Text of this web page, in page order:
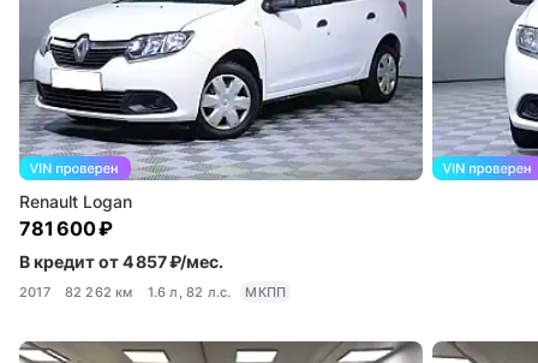
Renault Logan
781 600 ₽
В кредит от 4 857 ₽/мес.
2017 82 262 км 1.6 л, 82 л.с. МКПП